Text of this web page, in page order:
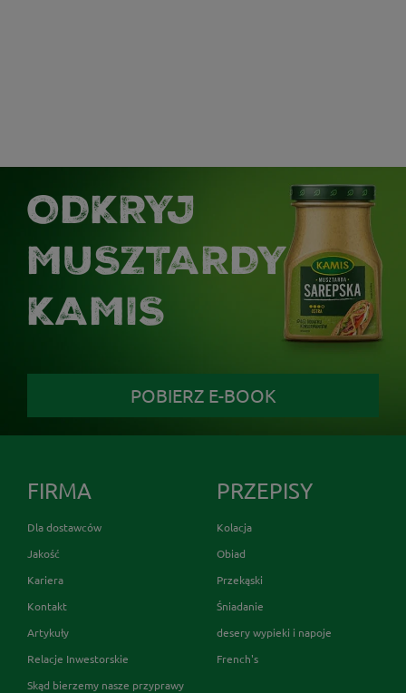
ODKRYJ
MUSZTARDY
KAMIS
POBIERZ E-BOOK
FIRMA
Dla dostawców
Jakość
Kariera
Kontakt
Artykuły
Relacje Inwestorskie
Skąd bierzemy nasze przyprawy
PRZEPISY
Kolacja
Obiad
Przekąski
Śniadanie
desery wypieki i napoje
French's